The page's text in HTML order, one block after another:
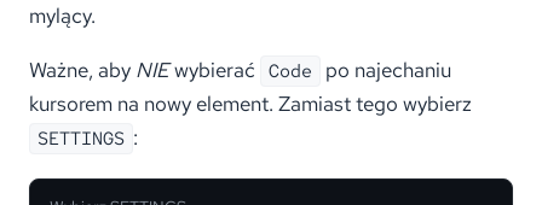
mylący.
Ważne, aby NIEwybierać Code
po najechaniu
kursorem na nowy element. Zamiast tego wybierz
SETTINGS :